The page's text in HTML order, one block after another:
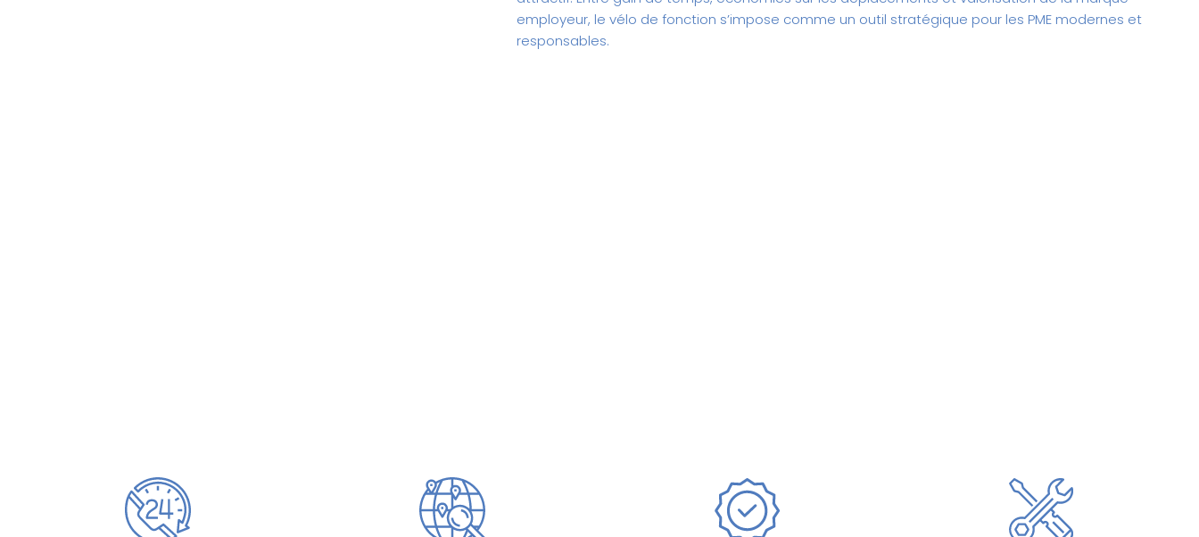
employeur, le vélo de fonction s’impose comme un outil stratégique pour les PME modernes et
responsables.